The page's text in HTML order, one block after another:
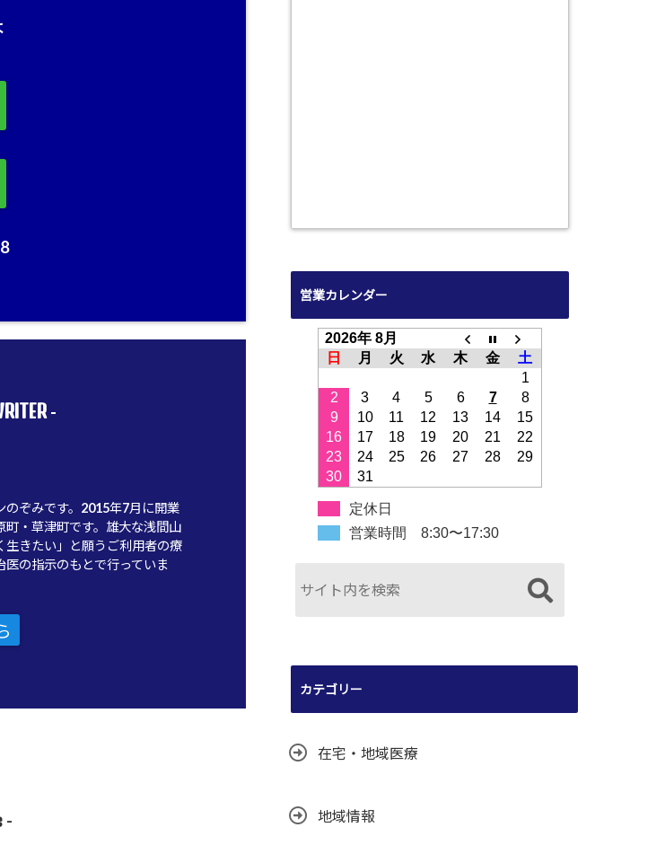
-
のぞみです。2015年7月に開業
町・草津町です。雄大な浅間山
きたい」と願うご利用者の療
の指示のもとで行っていま
-
営業カレンダー
2026年 8月
日
月 火 水 木 金
土
1
2
3 4 5 6 7
8
9
10 11 12 13 14
15
16
17 18 19 20 21
22
23
24 25 26 27 28
29
30
31
定休日
営業時間 8:30〜17:30
カテゴリー
在宅・地域医療
地域情報